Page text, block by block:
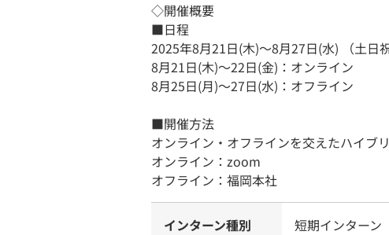
◇開催概要
■日程
2025年8月21日(木)～8月27日(水) （土日祝
8月21日(木)〜22日(金)：オンライン
8月25日(月)～27日(水)：オフライン
■開催方法
オンライン・オフラインを交えたハイブ
オンライン：zoom
オフライン：福岡本社
インターン種別 短期インターン